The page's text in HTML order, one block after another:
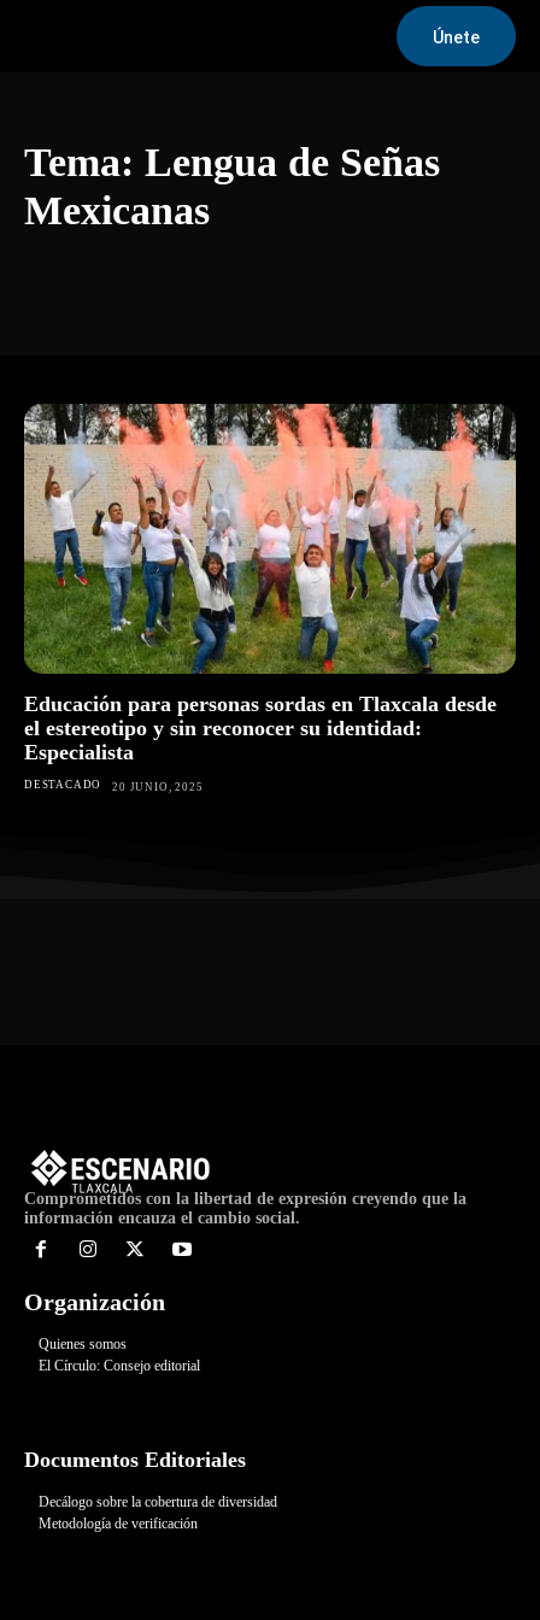
Únete
Tema: Lengua de Señas
Mexicanas
Educación para personas sordas en Tlaxcala desde
el estereotipo y sin reconocer su identidad:
Especialista
DESTACADO 20 JUNIO, 2025
Comprometidos con la libertad de expresión creyendo que la
información encauza el cambio social.
Organización
Quienes somos
El Círculo: Consejo editorial
Documentos Editoriales
Decálogo sobre la cobertura de diversidad
Metodología de verificación